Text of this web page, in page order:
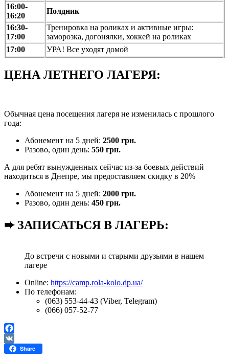
16:00-
16:20
Полдник
16:30-
17:00
Тренировка на роликах и активные игры:
заморозка, догонялки, хоккей на роликах
17:00
УРА! Все уходят домой
ЦЕНА ЛЕТНЕГО ЛАГЕРЯ:
Обычная цена посещения лагеря не изменилась с прошлого
года:
Абонемент на 5 дней: 2500 грн.
Разово, один день: 550 грн.
А для ребят вынужденных сейчас из-за боевых действий
находиться в Днепре, мы предоставляем скидку в 20%
Абонемент на 5 дней: 2000 грн.
Разово, один день: 450 грн.
➨ ЗАПИСАТЬСЯ В ЛАГЕРЬ:
До встречи с новыми и старыми друзьями в нашем
лагере
Online: https://camp.rola-kolo.dp.ua/
По телефонам:
(063) 553-44-43 (Viber, Telegram)
(066) 057-52-77
Facebook
VK Share